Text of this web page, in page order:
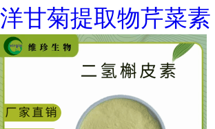
洋甘菊提取物芹菜素